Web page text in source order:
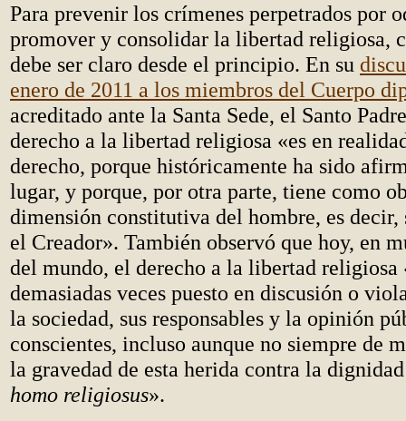
Para prevenir los crímenes perpetrados por
promover y consolidar la libertad religiosa,
debe ser claro desde el principio. En su
enero de 2011 a los miembros del Cuerpo
acreditado ante la Santa Sede, el Santo
derecho a la libertad religiosa «es en
derecho, porque históricamente ha sido
lugar, y porque, por otra parte, tiene como
dimensión constitutiva del hombre, es decir,
el Creador». También observó que hoy, en
del mundo, el derecho a la libertad religiosa
demasiadas veces puesto en discusión o
la sociedad, sus responsables y la opinión
conscientes, incluso aunque no siempre de
la gravedad de esta herida contra la
homo religiosus».